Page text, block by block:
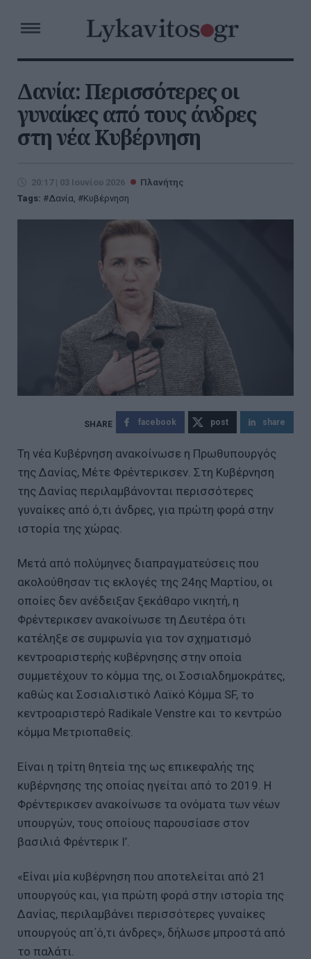
Δανία: Περισσότερες οι
γυναίκες από τους άνδρες
στη νέα Κυβέρνηση
20:17 | 03 Ιουνίου 2026
Πλανήτης
Tags:
Δανία, Κυβέρνηση
facebook post share
Τη νέα Κυβέρνηση ανακοίνωσε η Πρωθυπουργός
της Δανίας, Μέτε Φρέντερικσεν. Στη Κυβέρνηση
της Δανίας περιλαμβάνονται περισσότερες
γυναίκες από ό,τι άνδρες, για πρώτη φορά στην
ιστορία της χώρας.
Μετά από πολύμηνες διαπραγματεύσεις που
ακολούθησαν τις εκλογές της 24ης Μαρτίου, οι
οποίες δεν ανέδειξαν ξεκάθαρο νικητή, η
Φρέντερικσεν ανακοίνωσε τη Δευτέρα ότι
κατέληξε σε συμφωνία για τον σχηματισμό
κεντροαριστερής κυβέρνησης στην οποία
συμμετέχουν το κόμμα της, οι Σοσιαλδημοκράτες,
καθώς και Σοσιαλιστικό Λαϊκό Κόμμα SF, το
κεντροαριστερό Radikale Venstre και το κεντρώο
κόμμα Μετριοπαθείς.
Είναι η τρίτη θητεία της ως επικεφαλής της
κυβέρνησης της οποίας ηγείται από το 2019. Η
Φρέντερικσεν ανακοίνωσε τα ονόματα των νέων
υπουργών, τους οποίους παρουσίασε στον
βασιλιά Φρέντερικ Ι’.
«Είναι μία κυβέρνηση που αποτελείται από 21
υπουργούς και, για πρώτη φορά στην ιστορία της
Δανίας, περιλαμβάνει περισσότερες γυναίκες
υπουργούς απ΄ό,τι άνδρες», δήλωσε μπροστά από
το παλάτι.